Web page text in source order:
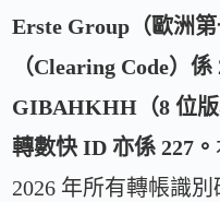
Erste Group（歐洲
（Clearing Code）
GIBAHKHH（8 位
轉數快 ID 亦係 227。
2026 年所有轉帳識